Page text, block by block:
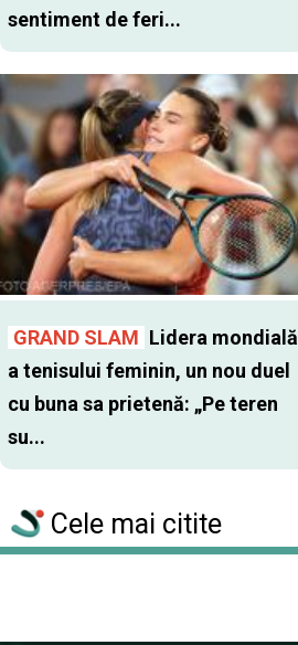
sentiment de feri...
GRAND SLAM Lidera mondială
a tenisului feminin, un nou duel
cu buna sa prietenă: „Pe teren
su...
Cele mai citite